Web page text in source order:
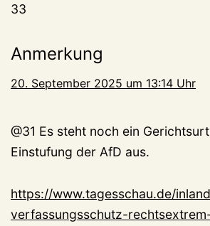
33
Anmerkung
20. September 2025 um 13:14 Uhr
@31 Es steht noch ein
Einstufung der AfD aus.
https://www.tagesschau.de/
verfassungsschutz-